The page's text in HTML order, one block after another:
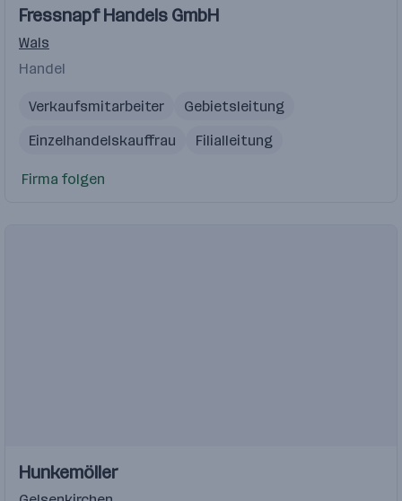
Einblicke
Fressnapf Handels GmbH
Wals
Handel
Verkaufsmitarbeiter
Gebietsleitung
Einzelhandelskauffrau
Filialleitung
Samstagskraft
Firma folgen
Hunkemöller